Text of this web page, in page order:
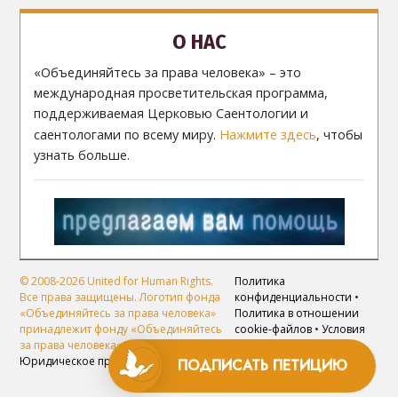
ПОДПИСАТЬ ПЕТИЦИЮ
О НАС
«Объединяйтесь за права человека» – это
международная просветительская программа,
поддерживаемая Церковью Саентологии и
саентологами по всему миру. Нажмите здесь, чтобы
узнать больше.
© 2008-2026 United for Human Rights.
Все права защищены. Логотип фонда
«Объединяйтесь за права человека»
принадлежит фонду «Объединяйтесь
за права человека».
Политика
конфиденциальности •
Политика в отношении
cookie-файлов •Условия
Юридическое примечание